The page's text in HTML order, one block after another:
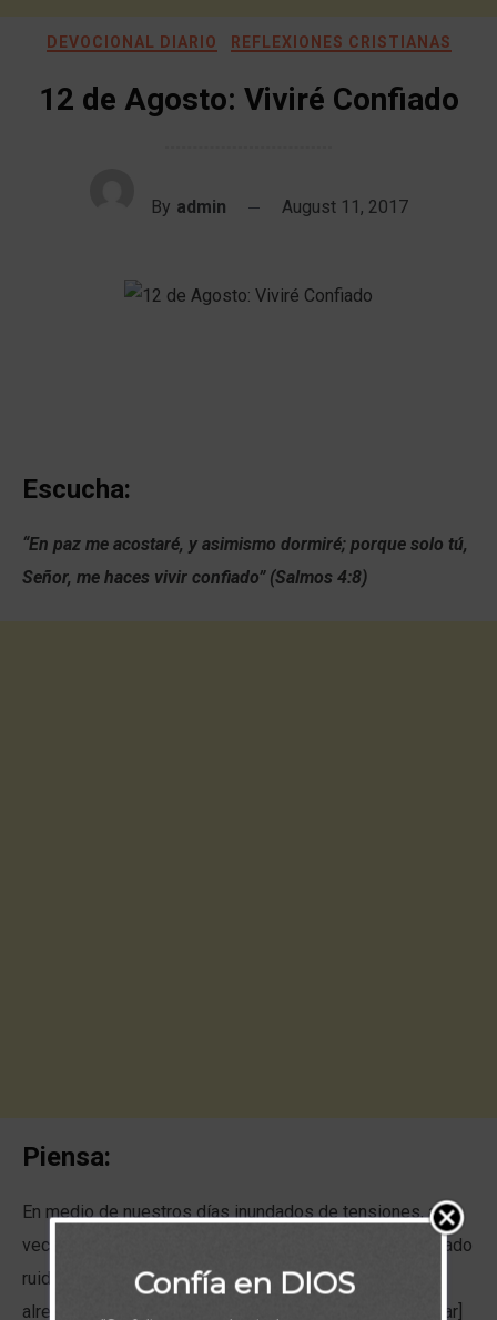
DEVOCIONAL DIARIO REFLEXIONES CRISTIANAS
12 de Agosto: Viviré Confiado
By admin August 11, 2017
Escucha:
“En paz me acostaré, y asimismo dormiré; porque solo tú,
Señor, me haces vivir confiado” (Salmos 4:8)
Piensa:
En medio de nuestros días inundados de tensiones, a
veces anhelamos tener paz y tranquilidad. Hay demasiado
ruido por todas partes y gente en exceso a nuestro
alrededor. Queremos ir “a un lugar desierto, y [descansar]
Confía en DIOS